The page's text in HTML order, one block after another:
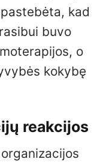
kad
buvo
o
kokybę
reakcijos